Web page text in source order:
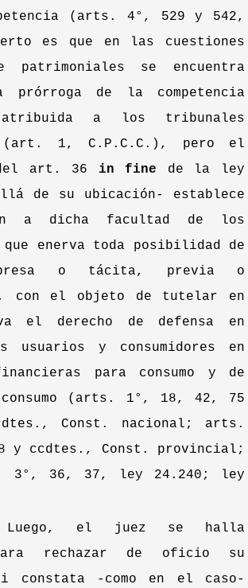
(arts. 4°, 529 y 542,
es que en las cuestiones
patrimoniales se encuentra
prórroga de la competencia
a los tribunales
(art. 1, C.P.C.C.), pero el
art. 36 in fine de la ley
de su ubicación- establece
a dicha facultad de los
enerva toda posibilidad de
o tácita, previa o
con el objeto de tutelar en
el derecho de defensa en
y consumidores en
para consumo y de
(arts. 1°, 18, 42, 75
Const. nacional; arts.
y ccdtes., Const. provincial;
3°, 36, 37, ley 24.240; ley
el juez se halla
rechazar de oficio su
constata -como en el caso-